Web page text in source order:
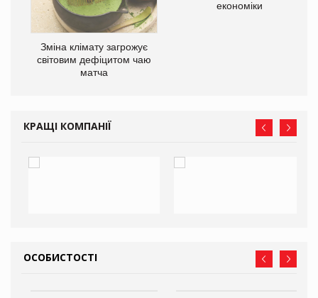
Зміна клімату загрожує
світовим дефіцитом чаю
матча
економіки
КРАЩІ КОМПАНІЇ
ОСОБИСТОСТІ